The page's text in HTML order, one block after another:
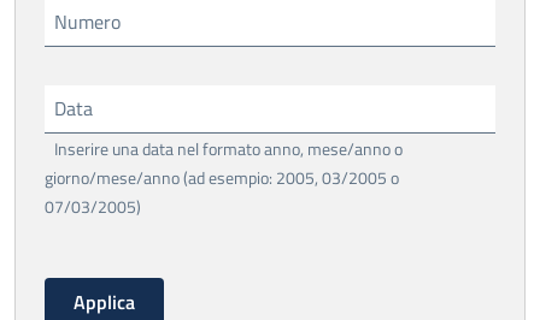
Numero
Data
Inserire una data nel formato anno, mese/anno o
giorno/mese/anno (ad esempio: 2005, 03/2005 o
07/03/2005)